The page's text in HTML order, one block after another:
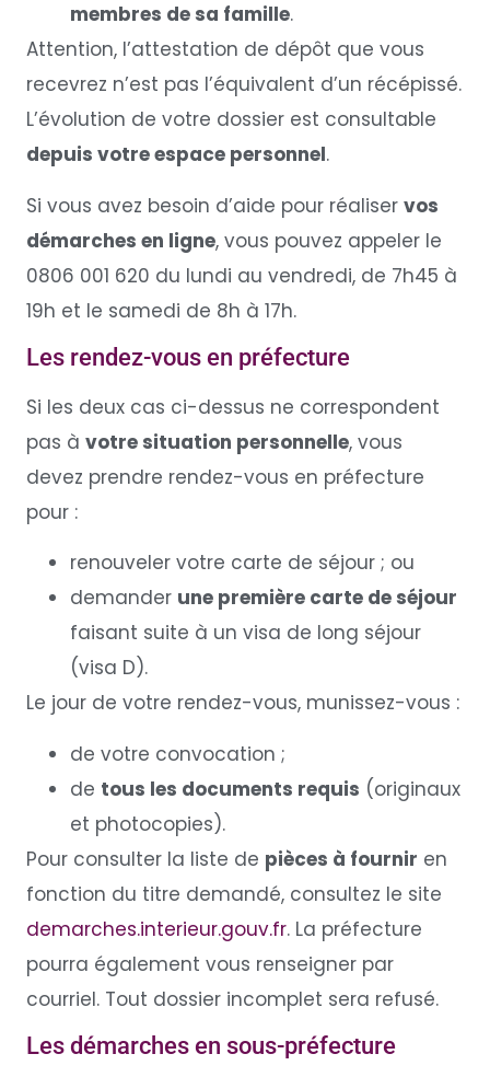
membres de sa famille.
Attention, l’attestation de dépôt que vous
recevrez n’est pas l’équivalent d’un récépissé.
L’évolution de votre dossier est consultable
depuis votre espace personnel.
Si vous avez besoin d’aide pour réaliser vos
démarches en ligne, vous pouvez appeler le
0806 001 620 du lundi au vendredi, de 7h45 à
19h et le samedi de 8h à 17h.
Les rendez-vous en préfecture
Si les deux cas ci-dessus ne correspondent
pas à votre situation personnelle, vous
devez prendre rendez-vous en préfecture
pour :
renouveler votre carte de séjour ; ou
demander une première carte de séjour
faisant suite à un visa de long séjour
(visa D).
Le jour de votre rendez-vous, munissez-vous :
de votre convocation ;
de tous les documents requis (originaux
et photocopies).
Pour consulter la liste de pièces à fournir en
fonction du titre demandé, consultez le site
demarches.interieur.gouv.fr. La préfecture
pourra également vous renseigner par
courriel. Tout dossier incomplet sera refusé.
Les démarches en sous-préfecture